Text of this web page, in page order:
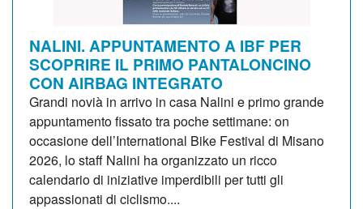
NALINI. APPUNTAMENTO A IBF PER
SCOPRIRE IL PRIMO PANTALONCINO
CON AIRBAG INTEGRATO
Grandi novià in arrivo in casa Nalini e primo grande
appuntamento fissato tra poche settimane: on
occasione dell’International Bike Festival di Misano
2026, lo staff Nalini ha organizzato un ricco
calendario di iniziative imperdibili per tutti gli
appassionati di ciclismo....